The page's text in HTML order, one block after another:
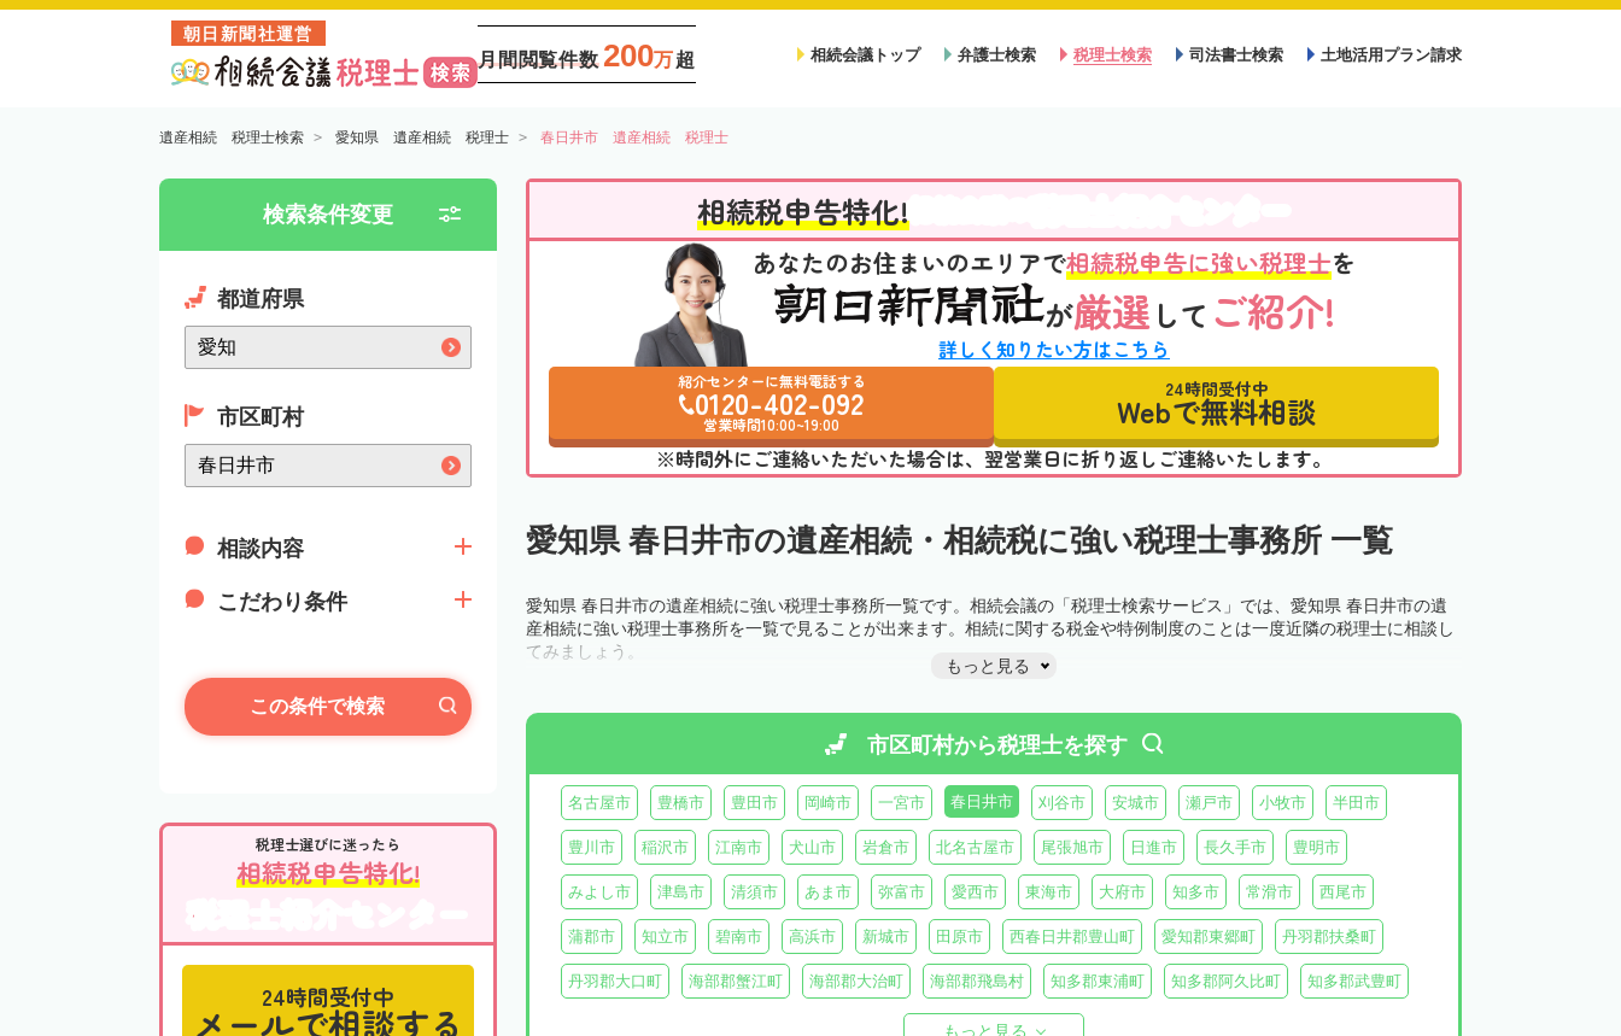
朝日新聞社運営
月間閲覧件数 200万超 相続会議トップ 弁護士検索 税理士検索 司法書士検索 土地活用プラン請求
遺産相続 税理士検索 愛知県 遺産相続 税理士 春日井市 遺産相続 税理士
検索条件変更
都道府県
市区町村
相談内容
こだわり条件
この条件で検索
税理士選びに迷ったら
相続税申告特化!
税理士紹介センター
24時間受付中
メールで相談する
相続税申告特化!
あなたのお住まいのエリアで相続税申告に強い税理士を
が厳選 して ご紹介!
詳しく知りたい方はこちら
紹介センターに無料電話する
0120-402-092
営業時間10:00~19:00
24時間受付中
Webで無料相談
※時間外にご連絡いただいた場合は、翌営業日に折り返しご連絡いたします。
愛知県 春日井市の遺産相続・相続税に強い税理士事務所 一覧
愛知県 春日井市の遺産相続に強い税理士事務所一覧です。相続会議の「税理士検索サービス」では、愛知県 春日井市の遺
産相続に強い税理士事務所を一覧で見ることが出来ます。相続に関する税金や特例制度のことは一度近隣の税理士に相談し
てみましょう。
もっと見る
市区町村から税理士を探す
名古屋市 豊橋市 豊田市 岡崎市 一宮市 春日井市 刈谷市 安城市 瀬戸市 小牧市 半田市
豊川市 稲沢市 江南市 犬山市 岩倉市 北名古屋市 尾張旭市 日進市 長久手市 豊明市
みよし市 津島市 清須市 あま市 弥富市 愛西市 東海市 大府市 知多市 常滑市 西尾市
蒲郡市 知立市 碧南市 高浜市 新城市 田原市 西春日井郡豊山町 愛知郡東郷町 丹羽郡扶桑町
丹羽郡大口町 海部郡蟹江町 海部郡大治町 海部郡飛島村 知多郡東浦町 知多郡阿久比町 知多郡武豊町
北設楽郡設楽町
もっと見る